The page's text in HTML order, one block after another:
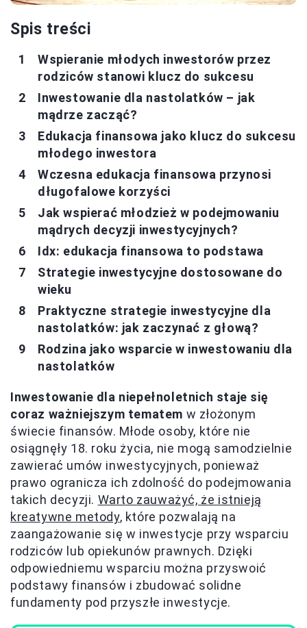
Spis treści
Wspieranie młodych inwestorów przez
rodziców stanowi klucz do sukcesu
Inwestowanie dla nastolatków – jak
mądrze zacząć?
Edukacja finansowa jako klucz do sukcesu
młodego inwestora
Wczesna edukacja finansowa przynosi
długofalowe korzyści
Jak wspierać młodzież w podejmowaniu
mądrych decyzji inwestycyjnych?
Idx: edukacja finansowa to podstawa
Strategie inwestycyjne dostosowane do
wieku
Praktyczne strategie inwestycyjne dla
nastolatków: jak zaczynać z głową?
Rodzina jako wsparcie w inwestowaniu dla
nastolatków
Inwestowanie dla niepełnoletnich staje się
coraz ważniejszym tematem w złożonym
świecie finansów. Młode osoby, które nie
osiągnęły 18. roku życia, nie mogą samodzielnie
zawierać umów inwestycyjnych, ponieważ
prawo ogranicza ich zdolność do podejmowania
takich decyzji. Warto zauważyć, że istnieją
kreatywne metody, które pozwalają na
zaangażowanie się w inwestycje przy wsparciu
rodziców lub opiekunów prawnych. Dzięki
odpowiedniemu wsparciu można przyswoić
podstawy finansów i zbudować solidne
fundamenty pod przyszłe inwestycje.